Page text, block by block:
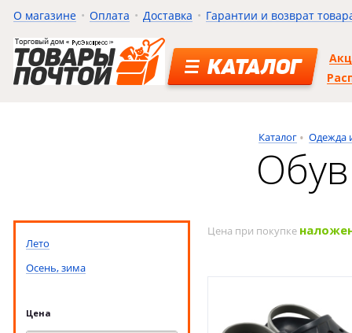
О магазине Оплата Доставка Гарантии и возврат
КАТАЛОГ
Каталог Одежда
Лето
Осень, зима
Цена
Цена при покупке